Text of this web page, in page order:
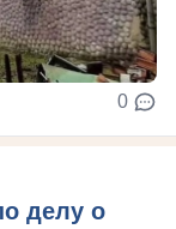
0
делу о